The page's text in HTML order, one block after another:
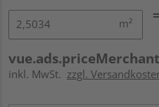
m²
inkl. MwSt. zzgl.